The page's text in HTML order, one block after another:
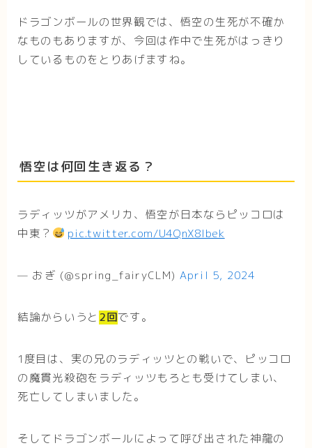
ドラゴンボールの世界観では、悟空の生死が不確か
なものもありますが、今回は作中で生死がはっきり
しているものをとりあげますね。
悟空は何回生き返る？
ラディッツがアメリカ、悟空が日本ならピッコロは
中東？
pic.twitter.com/U4QnX8Ibek
— おぎ (@spring_fairyCLM) April 5, 2024
結論からいうと 2回です。
1度目は、実の兄のラディッツとの戦いで、ピッコロ
の魔貫光殺砲をラディッツもろとも受けてしまい、
死亡してしまいました。
そしてドラゴンボールによって呼び出された神龍の